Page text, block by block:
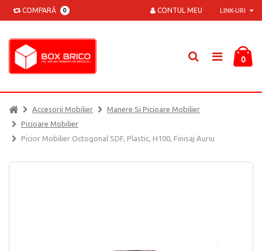
COMPARĂ 0 LINK-URI
CONTUL MEU
0
Accesorii Mobilier
Manere Si Picioare Mobilier
Picioare Mobilier
Picior Mobilier Octogonal SDF, Plastic, H100, Finisaj Auriu